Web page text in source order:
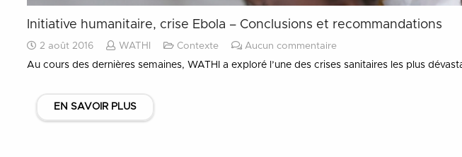
Initiative humanitaire, crise Ebola – Conclusions et recommandations
2 août 2016 WATHI Contexte
Aucun commentaire
Au cours des dernières semaines, WATHI a exploré l’une des crises sanitaires les plus
EN SAVOIR PLUS